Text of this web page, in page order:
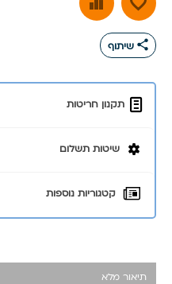
share שיתוף
תקנון חריטות
שיטות תשלום
קטגוריות נוספות
תיאור מלא